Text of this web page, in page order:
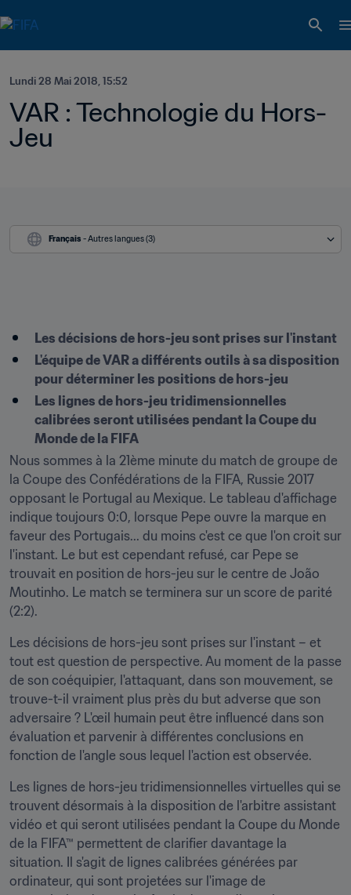
Lundi 28 Mai 2018, 15:52
VAR : Technologie du Hors-
Jeu
Français - Autres langues (3)
Les décisions de hors-jeu sont prises sur l'instant
L'équipe de VAR a différents outils à sa disposition
pour déterminer les positions de hors-jeu
Les lignes de hors-jeu tridimensionnelles
calibrées seront utilisées pendant la Coupe du
Monde de la FIFA
Nous sommes à la 21ème minute du match de groupe de
la Coupe des Confédérations de la FIFA, Russie 2017
opposant le Portugal au Mexique. Le tableau d'affichage
indique toujours 0:0, lorsque Pepe ouvre la marque en
faveur des Portugais... du moins c'est ce que l'on croit sur
l'instant. Le but est cependant refusé, car Pepe se
trouvait en position de hors-jeu sur le centre de João
Moutinho. Le match se terminera sur un score de parité
(2:2).
Les décisions de hors-jeu sont prises sur l'instant – et
tout est question de perspective. Au moment de la passe
de son coéquipier, l'attaquant, dans son mouvement, se
trouve-t-il vraiment plus près du but adverse que son
adversaire ? L'œil humain peut être influencé dans son
évaluation et parvenir à différentes conclusions en
fonction de l'angle sous lequel l'action est observée.
Les lignes de hors-jeu tridimensionnelles virtuelles qui se
trouvent désormais à la disposition de l'arbitre assistant
vidéo et qui seront utilisées pendant la Coupe du Monde
de la FIFA™ permettent de clarifier davantage la
situation. Il s'agit de lignes calibrées générées par
ordinateur, qui sont projetées sur l'image de